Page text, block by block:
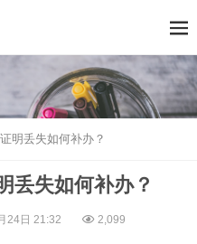
明丢失如何补办？
丢失如何补办？
24日 21:32 2,099